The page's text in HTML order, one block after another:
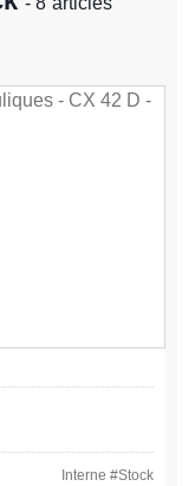
Interne #Stock